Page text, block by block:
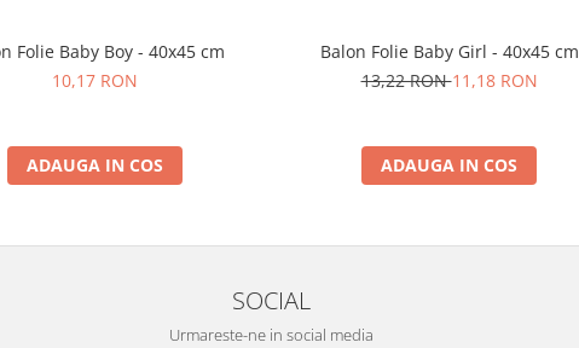
Folie Baby Boy - 40x45 cm
10,17 RON
ADAUGA IN COS
Balon Folie Baby Girl - 40x45 cm
13,22 RON11,18 RON
ADAUGA IN COS
SOCIAL
Urmareste-ne in social media